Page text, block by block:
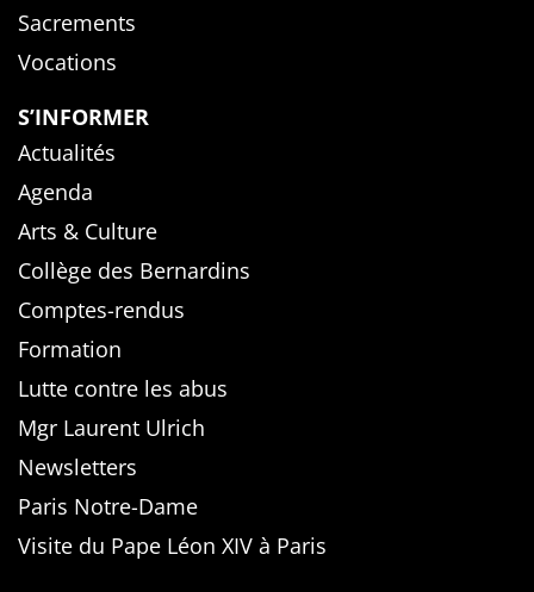
Sacrements
Vocations
S’INFORMER
Actualités
Agenda
Arts & Culture
Collège des Bernardins
Comptes-rendus
Formation
Lutte contre les abus
Mgr Laurent Ulrich
Newsletters
Paris Notre-Dame
Visite du Pape Léon XIV à Paris